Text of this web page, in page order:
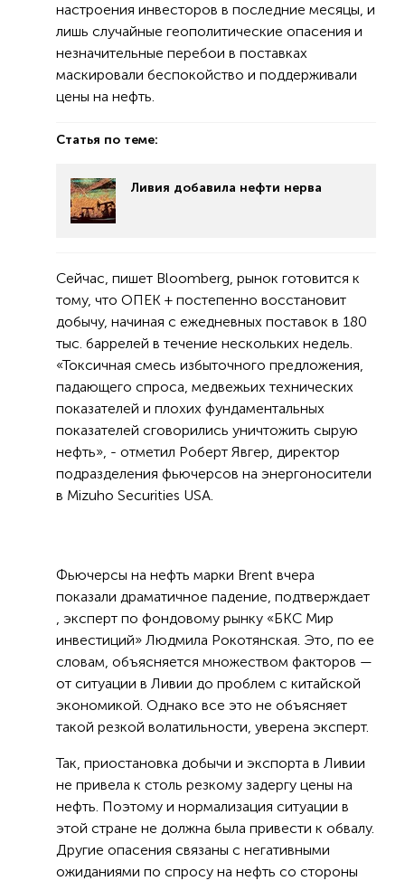
настроения инвесторов в последние месяцы, и
лишь случайные геополитические опасения и
незначительные перебои в поставках
маскировали беспокойство и поддерживали
цены на нефть.
Статья по теме:
Ливия добавила нефти нерва
Сейчас, пишет Bloomberg, рынок готовится к
тому, что ОПЕК + постепенно восстановит
добычу, начиная с ежедневных поставок в 180
тыс. баррелей в течение нескольких недель.
«Токсичная смесь избыточного предложения,
падающего спроса, медвежьих технических
показателей и плохих фундаментальных
показателей сговорились уничтожить сырую
нефть», - отметил Роберт Явгер, директор
подразделения фьючерсов на энергоносители
в Mizuho Securities USA.
Фьючерсы на нефть марки Brent вчера
показали драматичное падение, подтверждает
, эксперт по фондовому рынку «БКС Мир
инвестиций» Людмила Рокотянская. Это, по ее
словам, объясняется множеством факторов —
от ситуации в Ливии до проблем с китайской
экономикой. Однако все это не объясняет
такой резкой волатильности, уверена эксперт.
Так, приостановка добычи и экспорта в Ливии
не привела к столь резкому задергу цены на
нефть. Поэтому и нормализация ситуации в
этой стране не должна была привести к обвалу.
Другие опасения связаны с негативными
ожиданиями по спросу на нефть со стороны